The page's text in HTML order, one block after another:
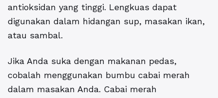
antioksidan yang tinggi. Lengkuas dapat
digunakan dalam hidangan sup, masakan ikan,
atau sambal.
Jika Anda suka dengan makanan pedas,
cobalah menggunakan bumbu cabai merah
dalam masakan Anda. Cabai merah